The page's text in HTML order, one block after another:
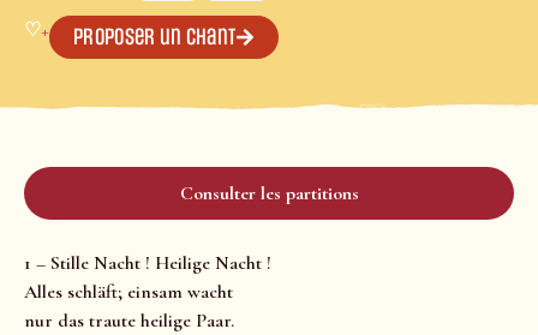
♡+ Proposer un chant
Consulter les partitions
1 – Stille Nacht ! Heilige Nacht !
Alles schläft; einsam wacht
nur das traute heilige Paar.